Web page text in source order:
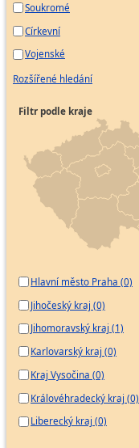
Soukromé
Církevní
Vojenské
Rozšířené hledání
Filtr podle kraje
Hlavní město Praha (0)
Jihočeský kraj (0)
Jihomoravský kraj (1)
Karlovarský kraj (0)
Kraj Vysočina (0)
Královéhradecký kraj (0)
Liberecký kraj (0)